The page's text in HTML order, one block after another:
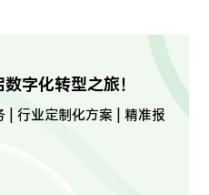
字化转型之旅！
| 行业定制化方案 | 精准报